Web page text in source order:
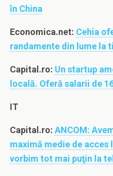
în China
Economica.net: Cehia
randamente din lume la
Capital.ro: Un startup
locală. Oferă salarii de
IT
Capital.ro: ANCOM:
maximă medie de acces
vorbim tot mai puţin la